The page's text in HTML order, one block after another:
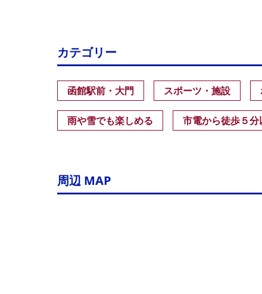
カテゴリー
函館駅前・大門 スポーツ・施設
雨や雪でも楽しめる 市電から徒歩５分
周辺 MAP